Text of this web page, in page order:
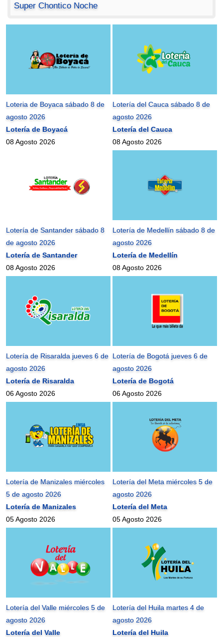
Super Chontico Noche
Loteria de Boyaca sábado 8 de
agosto 2026
Lotería de Boyacá
08 Agosto 2026
Lotería del Cauca sábado 8 de
agosto 2026
Lotería del Cauca
08 Agosto 2026
Lotería de Santander sábado 8
de agosto 2026
Lotería de Santander
08 Agosto 2026
Lotería de Medellín sábado 8 de
agosto 2026
Lotería de Medellín
08 Agosto 2026
Lotería de Risaralda jueves 6 de
agosto 2026
Lotería de Risaralda
06 Agosto 2026
Lotería de Bogotá jueves 6 de
agosto 2026
Lotería de Bogotá
06 Agosto 2026
Lotería de Manizales miércoles
5 de agosto 2026
Lotería de Manizales
05 Agosto 2026
Lotería del Meta miércoles 5 de
agosto 2026
Lotería del Meta
05 Agosto 2026
Lotería del Valle miércoles 5 de
agosto 2026
Lotería del Valle
Lotería del Huila martes 4 de
agosto 2026
Lotería del Huila